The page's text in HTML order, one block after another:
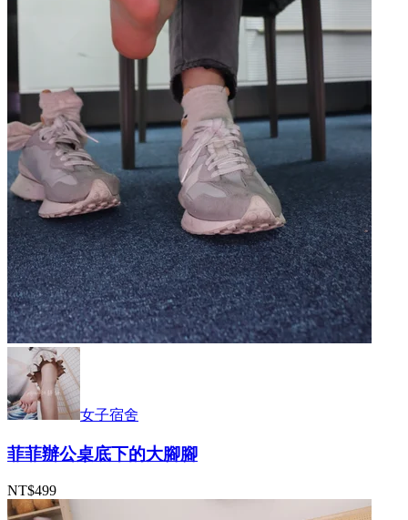
女子宿舍
菲菲辦公桌底下的大腳腳
NT$499